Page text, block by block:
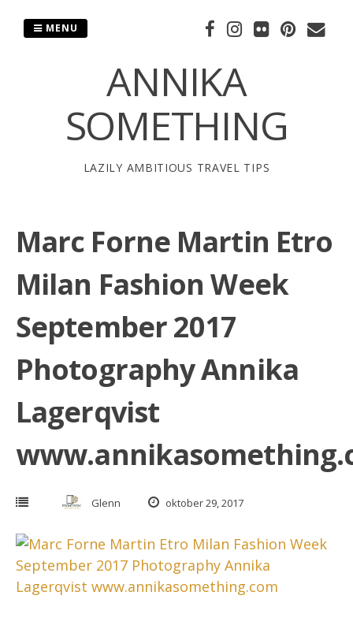
ANNIKA
SOMETHING
LAZILY AMBITIOUS TRAVEL TIPS
MENU
Marc Forne Martin Etro
Milan Fashion Week
September 2017
Photography Annika
Lagerqvist
Glenn oktober 29, 2017